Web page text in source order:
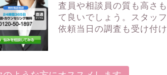
査員や相談員の質も高さ
て良いでしょう。スタッ
依頼当日の調査も受け付け